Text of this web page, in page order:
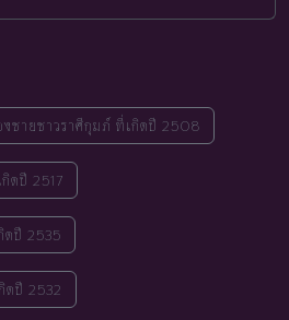
งชายชาวราศีกุมภ์ ที่เกิดปี 2508
ดปี 2517
ดปี 2535
ดปี 2532